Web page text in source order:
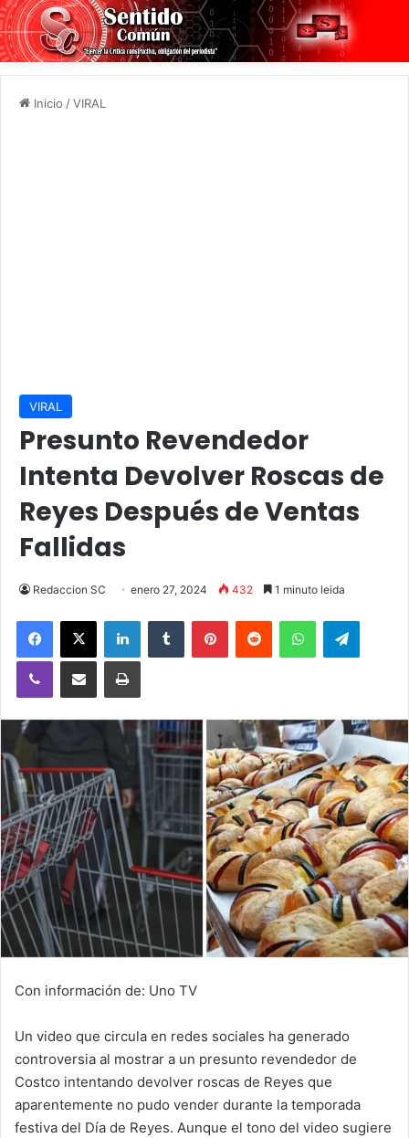
Inicio /VIRAL
VIRAL
Presunto Revendedor
Intenta Devolver Roscas de
Reyes Después de Ventas
Fallidas
Redaccion SC enero 27, 2024 432 1 minuto leida
Facebook
X LinkedInTumblr PinterestReddit WhatsApp
Viber Compartir vía email Imprimir
Con información de: Uno TV
Un video que circula en redes sociales ha generado
controversia al mostrar a un presunto revendedor de
Costco intentando devolver roscas de Reyes que
aparentemente no pudo vender durante la temporada
festiva del Día de Reyes. Aunque el tono del video sugiere